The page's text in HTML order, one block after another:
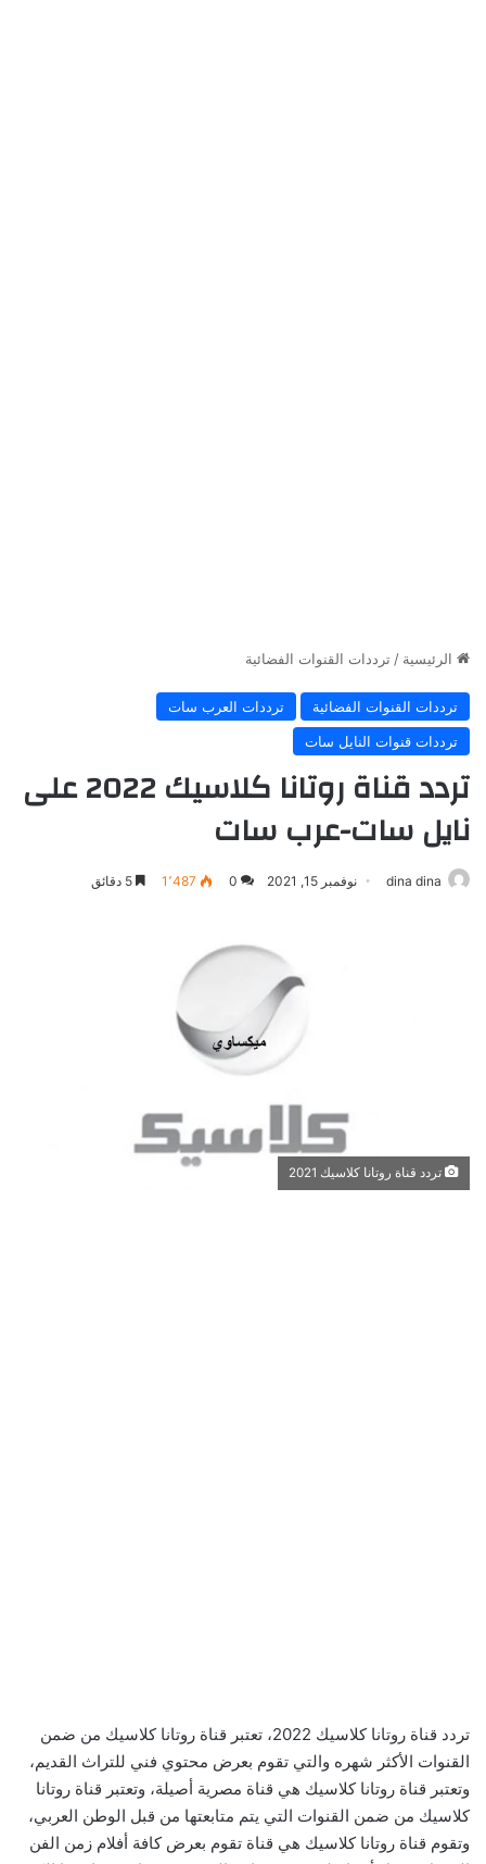
الرئيسية / ترددات القنوات الفضائية
ترددات القنوات الفضائية
ترددات العرب سات
ترددات قنوات النايل سات
تردد قناة روتانا كلاسيك 2022 على
نايل سات-عرب سات
dina dina نوفمبر 15, 2021 0 1٬487
تردد قناة روتانا كلاسيك 2021
تردد قناة روتانا كلاسيك 2022، تعتبر قناة روتانا كلاسيك من ضمن
القنوات الأكثر شهره والتي تقوم بعرض محتوي فني للتراث القديم،
وتعتبر قناة روتانا كلاسيك هي قناة مصرية أصيلة، وتعتبر قناة روتانا
كلاسيك من ضمن القنوات التي يتم متابعتها من قبل الوطن العربي،
وتقوم قناة روتانا كلاسيك هي قناة تقوم بعرض كافة أفلام زمن الفن